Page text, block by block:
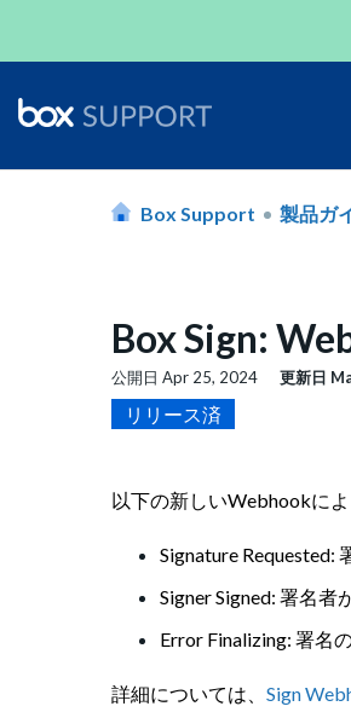
Box Support 製品ガ
Box Sign:
公開日 Apr 25, 2024 更新日
リリース済
以下の新しいWebhookに
Signature Requested:
Signer Signed: 署名
Error Finalizing: 署名
詳細については、 Sign